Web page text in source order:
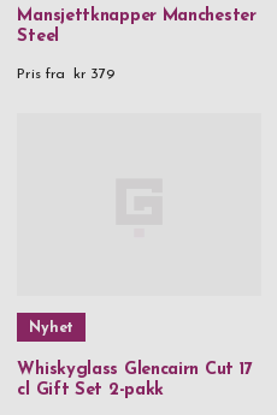
Mansjettknapper Manchester
Steel
Pris fra kr 379
Nyhet
Whiskyglass Glencairn Cut 17
cl Gift Set 2-pakk